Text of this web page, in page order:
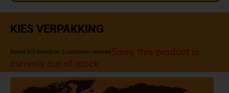
KIES VERPAKKING
Rated 5/5 based on 5 customer reviewsSorry, this product is
currenly out of stock